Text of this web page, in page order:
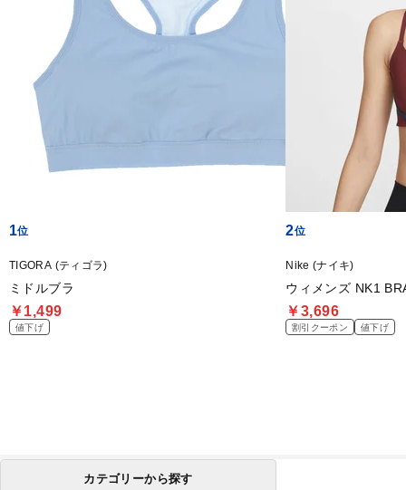
1
TIGORA (ティゴラ)
ミドルブラ
￥1,499
値下げ
2
Nike (ナイキ)
ウィメンズ NK1
￥3,696
割引クーポン 値下げ
カテゴリーから探す